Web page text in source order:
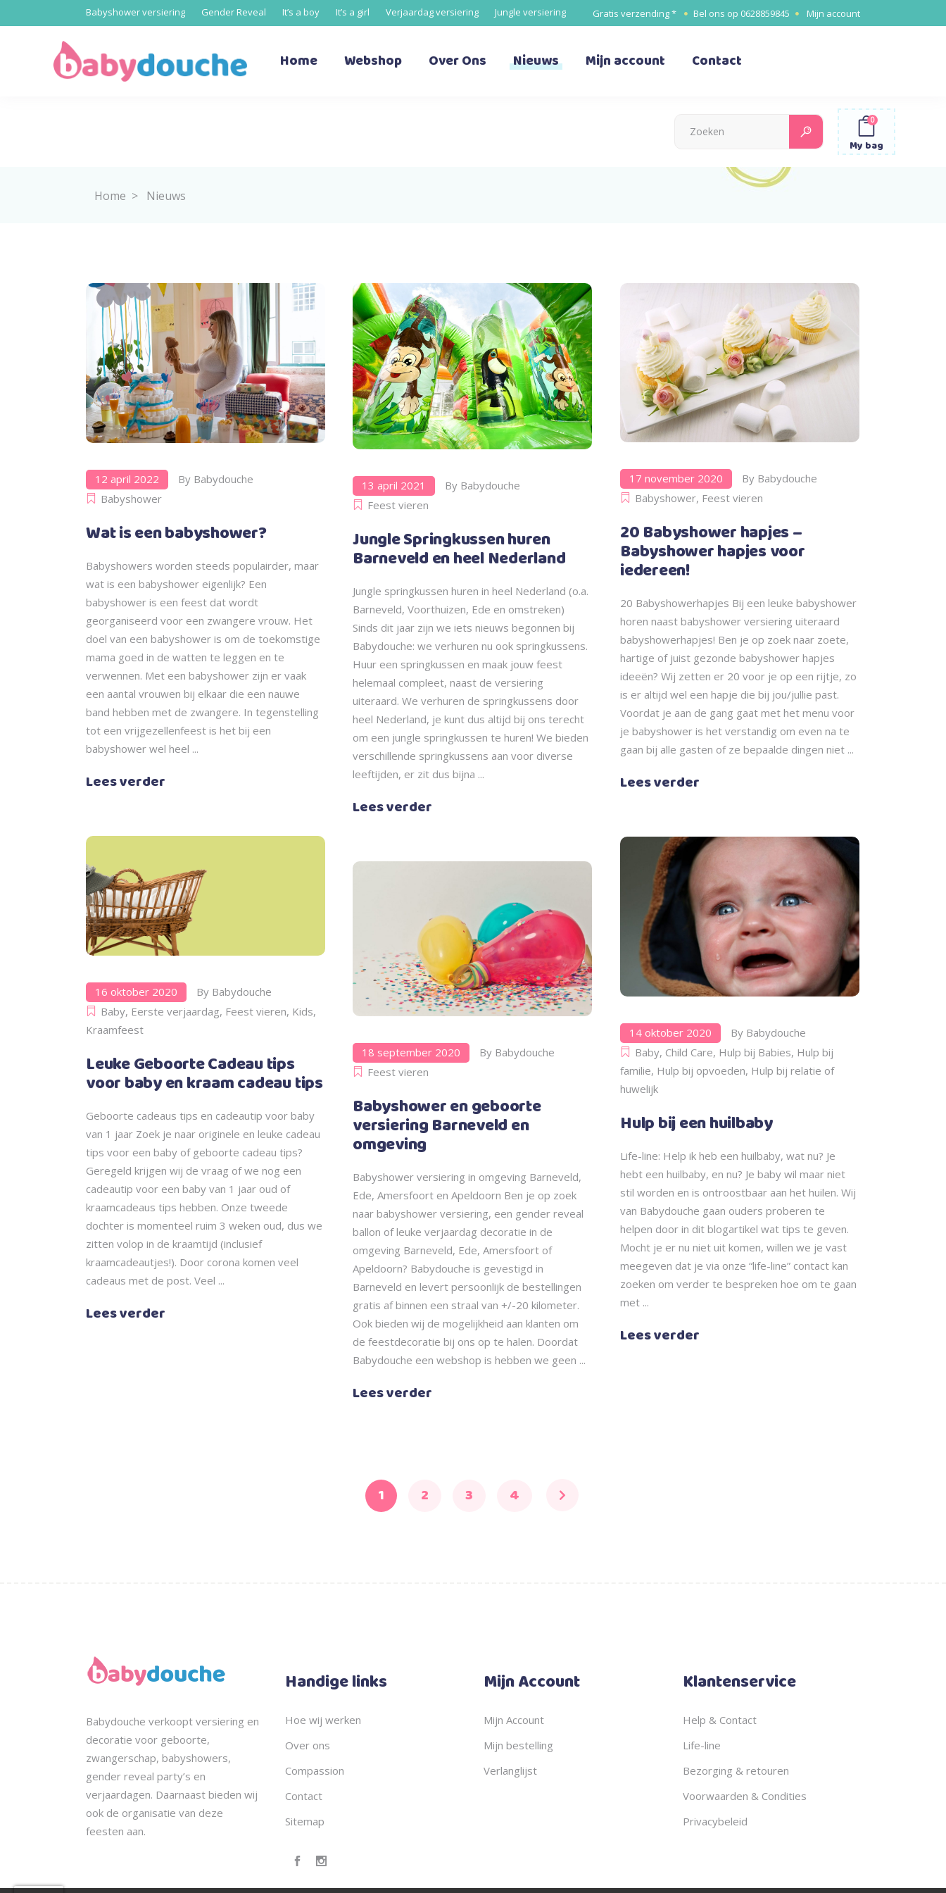
Babyshower versiering Gender Reveal It’s a boy It’s a girl Verjaardag versiering Jungle versiering Gratis verzending * Bel ons op 0628859845 Mijn account
Home Webshop Over Ons Nieuws Mijn account Contact
Search
for:
My bag
0
Home > Nieuws
12 april 2022 By Babydouche
Babyshower
Wat is een babyshower?
Babyshowers worden steeds populairder, maar
wat is een babyshower eigenlijk? Een
babyshower is een feest dat wordt
georganiseerd voor een zwangere vrouw. Het
doel van een babyshower is om de toekomstige
mama goed in de watten te leggen en te
verwennen. Met een babyshower zijn er vaak
een aantal vrouwen bij elkaar die een nauwe
band hebben met de zwangere. In tegenstelling
tot een vrijgezellenfeest is het bij een
babyshower wel heel
Lees verder
13 april 2021 By Babydouche
Feest vieren
Jungle Springkussen huren
Barneveld en heel Nederland
Jungle springkussen huren in heel Nederland (o.a.
Barneveld, Voorthuizen, Ede en omstreken)
Sinds dit jaar zijn we iets nieuws begonnen bij
Babydouche: we verhuren nu ook springkussens.
Huur een springkussen en maak jouw feest
helemaal compleet, naast de versiering
uiteraard. We verhuren de springkussens door
heel Nederland, je kunt dus altijd bij ons terecht
om een jungle springkussen te huren! We bieden
verschillende springkussens aan voor diverse
leeftijden, er zit dus bijna
Lees verder
17 november 2020 By Babydouche
Babyshower, Feest vieren
20 Babyshower hapjes –
Babyshower hapjes voor
iedereen!
20 Babyshowerhapjes Bij een leuke babyshower
horen naast babyshower versiering uiteraard
babyshowerhapjes! Ben je op zoek naar zoete,
hartige of juist gezonde babyshower hapjes
ideeën? Wij zetten er 20 voor je op een rijtje, zo
is er altijd wel een hapje die bij jou/jullie past.
Voordat je aan de gang gaat met het menu voor
je babyshower is het verstandig om even na te
gaan bij alle gasten of ze bepaalde dingen niet
Lees verder
16 oktober 2020 By Babydouche
Baby, Eerste verjaardag, Feest vieren, Kids,
Kraamfeest
Leuke Geboorte Cadeau tips
voor baby en kraam cadeau tips
Geboorte cadeaus tips en cadeautip voor baby
van 1 jaar Zoek je naar originele en leuke cadeau
tips voor een baby of geboorte cadeau tips?
Geregeld krijgen wij de vraag of we nog een
cadeautip voor een baby van 1 jaar oud of
kraamcadeaus tips hebben. Onze tweede
dochter is momenteel ruim 3 weken oud, dus we
zitten volop in de kraamtijd (inclusief
kraamcadeautjes!). Door corona komen veel
cadeaus met de post. Veel
Lees verder
14 oktober 2020 By Babydouche
Baby, Child Care, Hulp bij Babies, Hulp bij
familie, Hulp bij opvoeden, Hulp bij relatie of
huwelijk
Hulp bij een huilbaby
Life-line: Help ik heb een huilbaby, wat nu? Je
hebt een huilbaby, en nu? Je baby wil maar niet
stil worden en is ontroostbaar aan het huilen. Wij
van Babydouche gaan ouders proberen te
helpen door in dit blogartikel wat tips te geven.
Mocht je er nu niet uit komen, willen we je vast
meegeven dat je via onze “life-line” contact kan
zoeken om verder te bespreken hoe om te gaan
met
Lees verder
18 september 2020 By Babydouche
Feest vieren
Babyshower en geboorte
versiering Barneveld en
omgeving
Babyshower versiering in omgeving Barneveld,
Ede, Amersfoort en Apeldoorn Ben je op zoek
naar babyshower versiering, een gender reveal
ballon of leuke verjaardag decoratie in de
omgeving Barneveld, Ede, Amersfoort of
Apeldoorn? Babydouche is gevestigd in
Barneveld en levert persoonlijk de bestellingen
gratis af binnen een straal van +/-20 kilometer.
Ook bieden wij de mogelijkheid aan klanten om
de feestdecoratie bij ons op te halen. Doordat
Babydouche een webshop is hebben we geen
Lees verder
1 2 3 4
Babydouche verkoopt versiering en
decoratie voor geboorte,
zwangerschap, babyshowers,
gender reveal party’s en
verjaardagen. Daarnaast bieden wij
ook de organisatie van deze
feesten aan.
Handige links
Hoe wij werken
Over ons
Compassion
Contact
Sitemap
Mijn Account
Mijn Account
Mijn bestelling
Verlanglijst
Klantenservice
Help & Contact
Life-line
Bezorging & retouren
Voorwaarden & Condities
Privacybeleid